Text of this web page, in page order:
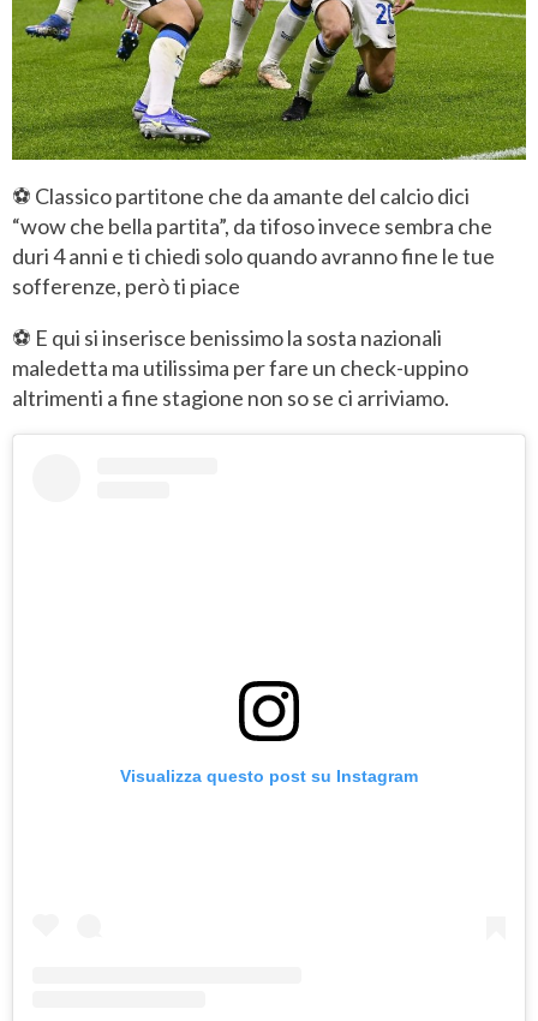
⚽ Classico partitone che da amante del calcio dici
“wow che bella partita”, da tifoso invece sembra che
duri 4 anni e ti chiedi solo quando avranno fine le tue
sofferenze, però ti piace
⚽ E qui si inserisce benissimo la sosta nazionali
maledetta ma utilissima per fare un check-uppino
altrimenti a fine stagione non so se ci arriviamo.
Visualizza questo post su Instagram